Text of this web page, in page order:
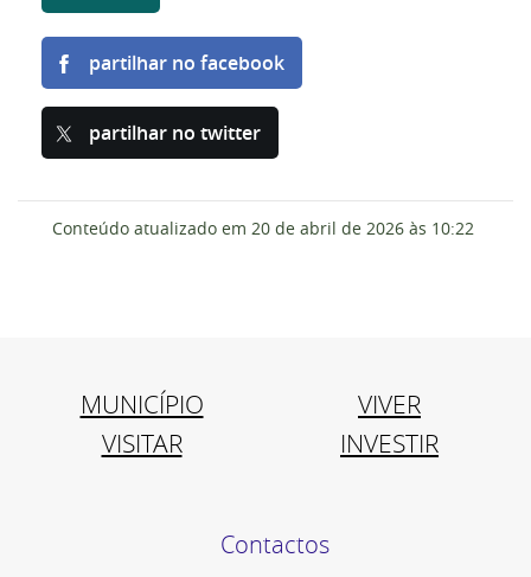
partilhar no facebook
partilhar no twitter
Conteúdo atualizado em 20 de abril de 2026 às 10:22
MUNICÍPIO
VIVER
VISITAR
INVESTIR
Contactos